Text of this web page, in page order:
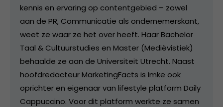
kennis en ervaring op contentgebied – zowel
aan de PR, Communicatie als ondernemerskant,
weet ze waar ze het over heeft. Haar Bachelor
Taal & Cultuurstudies en Master (Mediëvistiek)
behaalde ze aan de Universiteit Utrecht. Naast
hoofdredacteur MarketingFacts is Imke ook
oprichter en eigenaar van lifestyle platform Daily
Cappuccino. Voor dit platform werkte ze samen